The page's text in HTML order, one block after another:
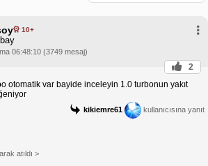
10+
06:48:10 (3749 mesaj)
2
otomatik var bayide inceleyin 1.0 turbonun yakıt
kikiemre61 kullanıcısına yanıt
atıldı >